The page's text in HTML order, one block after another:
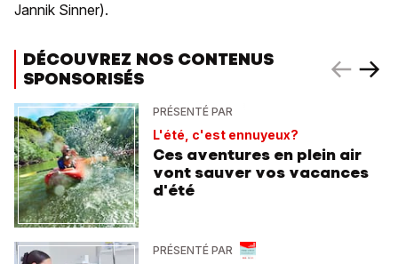
Jannik Sinner).
DÉCOUVREZ NOS CONTENUS
SPONSORISÉS
PRÉSENTÉ PAR
L'été, c'est ennuyeux?
Ces aventures en plein air
vont sauver vos vacances
d'été
PRÉSENTÉ PAR